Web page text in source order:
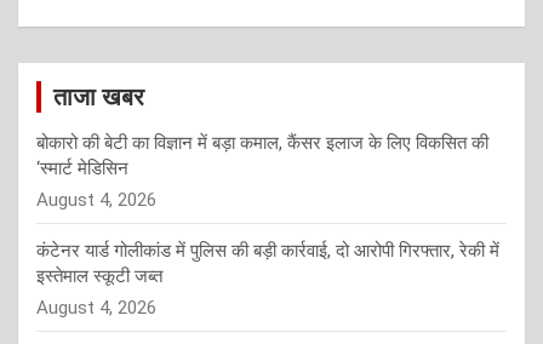
ताजा खबर
बोकारो की बेटी का विज्ञान में बड़ा कमाल, कैंसर इलाज के लिए विकसित की
‘स्मार्ट मेडिसिन
August 4, 2026
कंटेनर यार्ड गोलीकांड में पुलिस की बड़ी कार्रवाई, दो आरोपी गिरफ्तार, रेकी में
इस्तेमाल स्कूटी जब्त
August 4, 2026